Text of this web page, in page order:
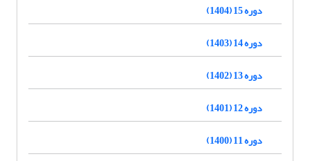
دوره 15 (1404)
دوره 14 (1403)
دوره 13 (1402)
دوره 12 (1401)
دوره 11 (1400)